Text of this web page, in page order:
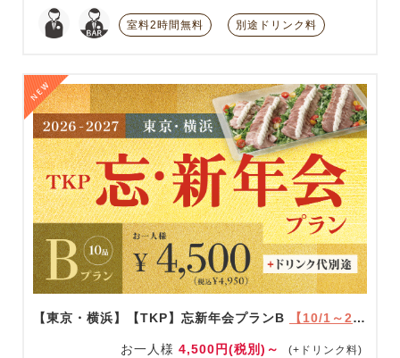
室料2時間無料 別途ドリンク料
【東京・横浜】【TKP】忘新年会プランB 【10/1～2/28限定】
お一人様 4,500円(税別)～ (+ドリンク料)